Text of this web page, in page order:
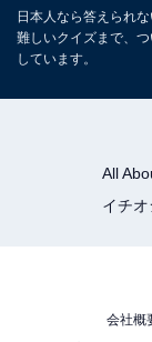
日本人なら答えられ
難しいクイズまで、
しています。
All
イチオ
会社概